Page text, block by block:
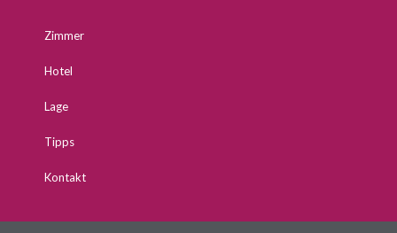
Zimmer
Hotel
Lage
Tipps
Kontakt